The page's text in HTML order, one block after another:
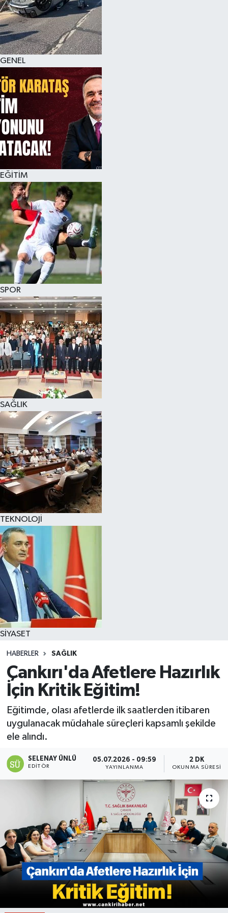
GENEL
EĞİTİM
SPOR
SAĞLIK
TEKNOLOJİ
SİYASET
HABERLER SAĞLIK
Çankırı'da Afetlere Hazırlık
İçin Kritik Eğitim!
Eğitimde, olası afetlerde ilk saatlerden itibaren
uygulanacak müdahale süreçleri kapsamlı şekilde
ele alındı.
SELENAY ÜNLÜ
EDITÖR
05.07.2026 - 09:59
YAYINLANMA
2 DK
OKUNMA SÜRESI
KÜLTÜR SANAT
MAGAZİN
SAĞLIK
SİYASET
SPOR
TEKNOLOJİ
VİZYONDAKİLER
YAŞAM